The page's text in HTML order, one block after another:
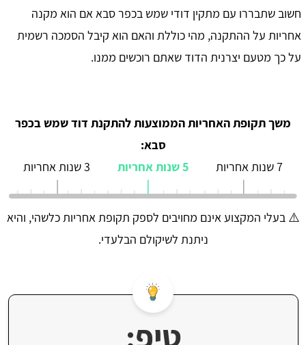
חשוב שתבררו עם מתקין דודי שמש בכפר סבא אם הוא מקנה
אחריות על ההתקנה, מהי כוללת והאם הוא קיבל הסמכה רשמית
על כך מטעם יצרנית הדוד שאתם רוכשים ממנו.
משך תקופת האחריות הממוצעות להתקנת דוד שמש בכפר
סבא:
7 שנות אחריות
5 שנות אחריות 3 שנות אחריות
⚠️ בעלי המקצוע אינם מחויבים לספק תקופת אחריות כלשהי, והיא
ניתנת לשיקולם הבלעדי.